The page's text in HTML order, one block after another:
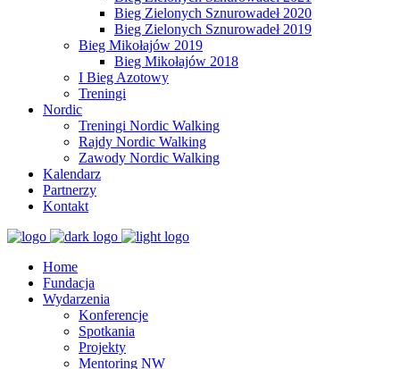
Bieg Zielonych Sznurowadeł 2020
Bieg Zielonych Sznurowadeł 2019
Bieg Mikołajów 2019
Bieg Mikołajów 2018
I Bieg Azotowy
Treningi
Nordic
Treningi Nordic Walking
Rajdy Nordic Walking
Zawody Nordic Walking
Kalendarz
Partnerzy
Kontakt
Home
Fundacja
Wydarzenia
Konferencje
Spotkania
Projekty
Mentoring NW